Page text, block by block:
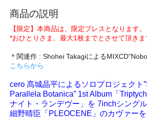
商品の説明
【限定】本商品は、限定プレスとなります。
*おひとりさま、最大1枚までとさせて頂きま
＊関連作 : Shohei Takagiによる
こちらから
cero 髙城晶平によるソロプロジェクト
Parallela Botanica” 1st Album「
ナイト・ランデヴー」を 7inchシング
細野晴臣「PLEOCENE」のカヴァー